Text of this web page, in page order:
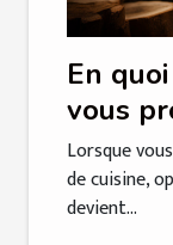
En
vous
Lorsque
de cuisine,
devient...